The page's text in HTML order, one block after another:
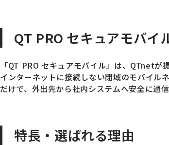
QT PRO セキュアモバイ
「QT PRO セキュアモバイル」は、QTnetが
インターネットに接続しない閉域のモバイル
だけで、外出先から社内システムへ安全に通
特長・選ばれる理由